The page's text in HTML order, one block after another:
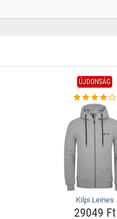
ÚJDONSÁG
Kilpi Leines
29049 Ft